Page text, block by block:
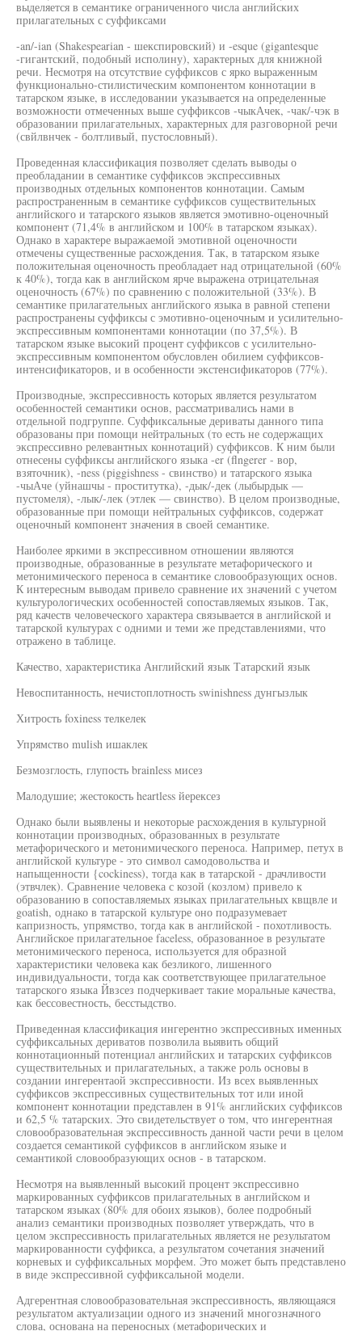
выделяется в семантике ограниченного числа английских
прилагательных с суффиксами
-an/-ian (Shakespearian - шекспировский) и -esque (gigantesque
-гигантский, подобный исполину), характерных для книжной
речи. Несмотря на отсутствие суффиксов с ярко выраженным
функционально-стилистическим компонентом коннотации в
татарском языке, в исследовании указывается на определенные
возможности отмеченных выше суффиксов -чыкАчек, -чак/-чэк в
образовании прилагательных, характерных для разговорной речи
(свйлвнчек - болтливый, пустословный).
Проведенная классификация позволяет сделать выводы о
преобладании в семантике суффиксов экспрессивных
производных отдельных компонентов коннотации. Самым
распространенным в семантике суффиксов существительных
английского и татарского языков является эмотивно-оценочный
компонент (71,4% в английском и 100% в татарском языках).
Однако в характере выражаемой эмотивной оценочности
отмечены существенные расхождения. Так, в татарском языке
положительная оценочность преобладает над отрицательной (60%
к 40%), тогда как в английском ярче выражена отрицательная
оценочность (67%) по сравнению с положительной (33%). В
семантике прилагательных английского языка в равной степени
распространены суффиксы с эмотивно-оценочным и усилительно-
экспрессивным компонентами коннотации (по 37,5%). В
татарском языке высокий процент суффиксов с усилительно-
экспрессивным компонентом обусловлен обилием суффиксов-
интенсификаторов, и в особенности экстенсификаторов (77%).
Производные, экспрессивность которых является результатом
особенностей семантики основ, рассматривались нами в
отдельной подгруппе. Суффиксальные дериваты данного типа
образованы при помощи нейтральных (то есть не содержащих
экспрессивно релевантных коннотаций) суффиксов. К ним были
отнесены суффиксы английского языка -er (flngerer - вор,
взяточник), -ness (piggishness - свинство) и татарского языка
-чыАче (уйнашчы - проститутка), -дык/-дек (лыбырдык —
пустомеля), -лык/-лек (этлек — свинство). В целом производные,
образованные при помощи нейтральных суффиксов, содержат
оценочный компонент значения в своей семантике.
Наиболее яркими в экспрессивном отношении являются
производные, образованные в результате метафорического и
метонимического переноса в семантике словообразующих основ.
К интересным выводам привело сравнение их значений с учетом
культурологических особенностей сопоставляемых языков. Так,
ряд качеств человеческого характера связывается в английской и
татарской культурах с одними и теми же представлениями, что
отражено в таблице.
Качество, характеристика Английский язык Татарский язык
Невоспитанность, нечистоплотность swinishness дунгызлык
Хитрость foxiness телкелек
Упрямство mulish ишаклек
Безмозглость, глупость brainless мисез
Малодушие; жестокость heartless йерексез
Однако были выявлены и некоторые расхождения в культурной
коннотации производных, образованных в результате
метафорического и метонимического переноса. Например, петух в
английской культуре - это символ самодовольства и
напыщенности {cockiness), тогда как в татарской - драчливости
(этвчлек). Сравнение человека с козой (козлом) привело к
образованию в сопоставляемых языках прилагательных квщвле и
goatish, однако в татарской культуре оно подразумевает
капризность, упрямство, тогда как в английской - похотливость.
Английское прилагательное faceless, образованное в результате
метонимического переноса, используется для образной
характеристики человека как безликого, лишенного
индивидуальности, тогда как соответствующее прилагательное
татарского языка Йвзсез подчеркивает такие моральные качества,
как бессовестность, бесстыдство.
Приведенная классификация ингерентно экспрессивных именных
суффиксальных дериватов позволила выявить общий
коннотационный потенциал английских и татарских суффиксов
существительных и прилагательных, а также роль основы в
создании ингерентаой экспрессивности. Из всех выявленных
суффиксов экспрессивных существительных тот или иной
компонент коннотации представлен в 91% английских суффиксов
и 62,5 % татарских. Это свидетельствует о том, что ингерентная
словообразовательная экспрессивность данной части речи в целом
создается семантикой суффиксов в английском языке и
семантикой словообразующих основ - в татарском.
Несмотря на выявленный высокий процент экспрессивно
маркированных суффиксов прилагательных в английском и
татарском языках (80% для обоих языков), более подробный
анализ семантики производных позволяет утверждать, что в
целом экспрессивность прилагательных является не результатом
маркированности суффикса, а результатом сочетания значений
корневых и суффиксальных морфем. Это может быть представлено
в виде экспрессивной суффиксальной модели.
Адгерентная словообразовательная экспрессивность, являющаяся
результатом актуализации одного из значений многозначного
слова, основана на переносных (метафорических и